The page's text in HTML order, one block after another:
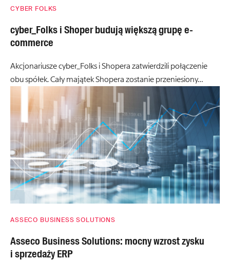
CYBER FOLKS
cyber_Folks i Shoper budują większą grupę e-
commerce
Akcjonariusze cyber_Folks i Shopera zatwierdzili połączenie
obu spółek. Cały majątek Shopera zostanie przeniesiony…
ASSECO BUSINESS SOLUTIONS
Asseco Business Solutions: mocny wzrost zysku
i sprzedaży ERP